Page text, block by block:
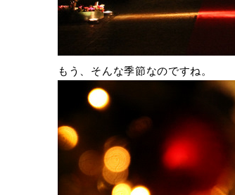
もう、そんな季節なのですね。